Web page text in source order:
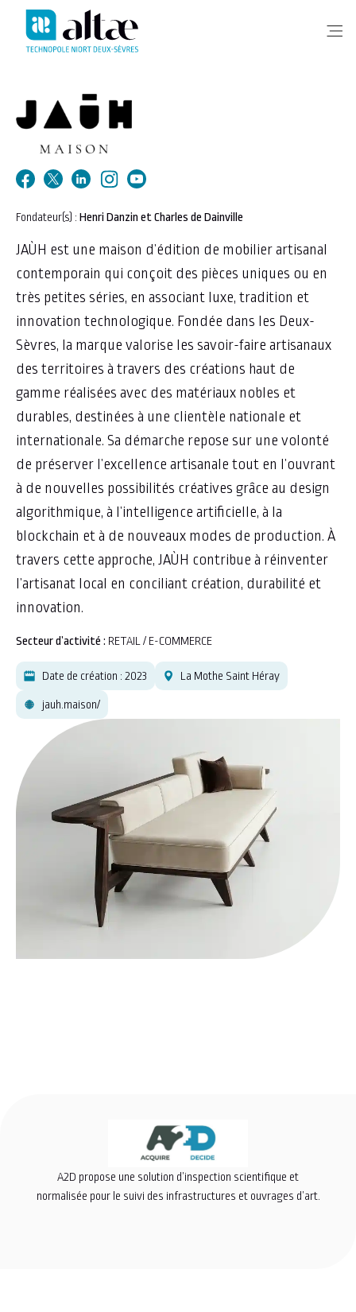
Fondateur(s) : Henri Danzin et Charles de Dainville
JAÙH est une maison d’édition de mobilier artisanal
contemporain qui conçoit des pièces uniques ou en
très petites séries, en associant luxe, tradition et
innovation technologique. Fondée dans les Deux-
Sèvres, la marque valorise les savoir-faire artisanaux
des territoires à travers des créations haut de
gamme réalisées avec des matériaux nobles et
durables, destinées à une clientèle nationale et
internationale. Sa démarche repose sur une volonté
de préserver l’excellence artisanale tout en l’ouvrant
à de nouvelles possibilités créatives grâce au design
algorithmique, à l’intelligence artificielle, à la
blockchain et à de nouveaux modes de production. À
travers cette approche, JAÙH contribue à réinventer
l’artisanat local en conciliant création, durabilité et
innovation.
Secteur d’activité : RETAIL / E-COMMERCE
Date de création : 2023 La Mothe Saint Héray
jauh.maison/
A2D propose une solution d’inspection scientifique et
normalisée pour le suivi des infrastructures et ouvrages d’art.